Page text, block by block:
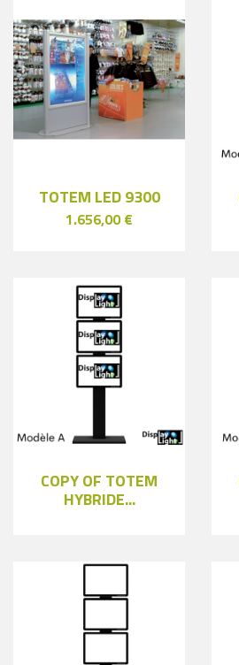
TOTEM LED 9300
1.656,00 €
COPY OF TOTEM
HYBRIDE...